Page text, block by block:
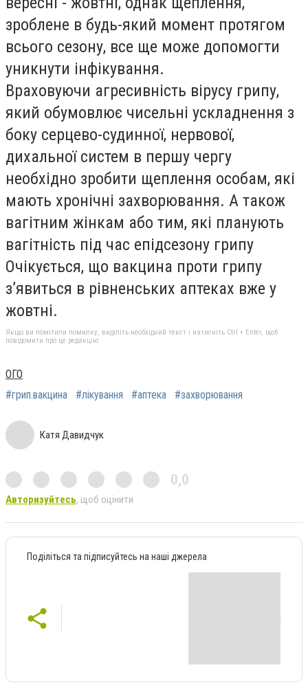
зроблене в будь-який момент протягом
всього сезону, все ще може допомогти
уникнути інфікування.
Враховуючи агресивність вірусу грипу,
який обумовлює чисельні ускладнення з
боку серцево-судинної, нервової,
дихальної систем в першу чергу
необхідно зробити щеплення особам, які
мають хронічні захворювання. А також
вагітним жінкам або тим, які планують
вагітність під час епідсезону грипу
Очікується, що вакцина проти грипу
з’явиться в рівненських аптеках вже у
жовтні.
Якщо ви помітили помилку, виділіть необхідний текст і натисніть Ctrl + Enter, щоб
повідомити про це редакцію
ОГО
#грип.вакцина
#лікування #аптека #захворювання
Катя Давидчук
0,0
Авторизуйтесь, щоб оцінити
Поділіться та підписуйтесь на наші джерела